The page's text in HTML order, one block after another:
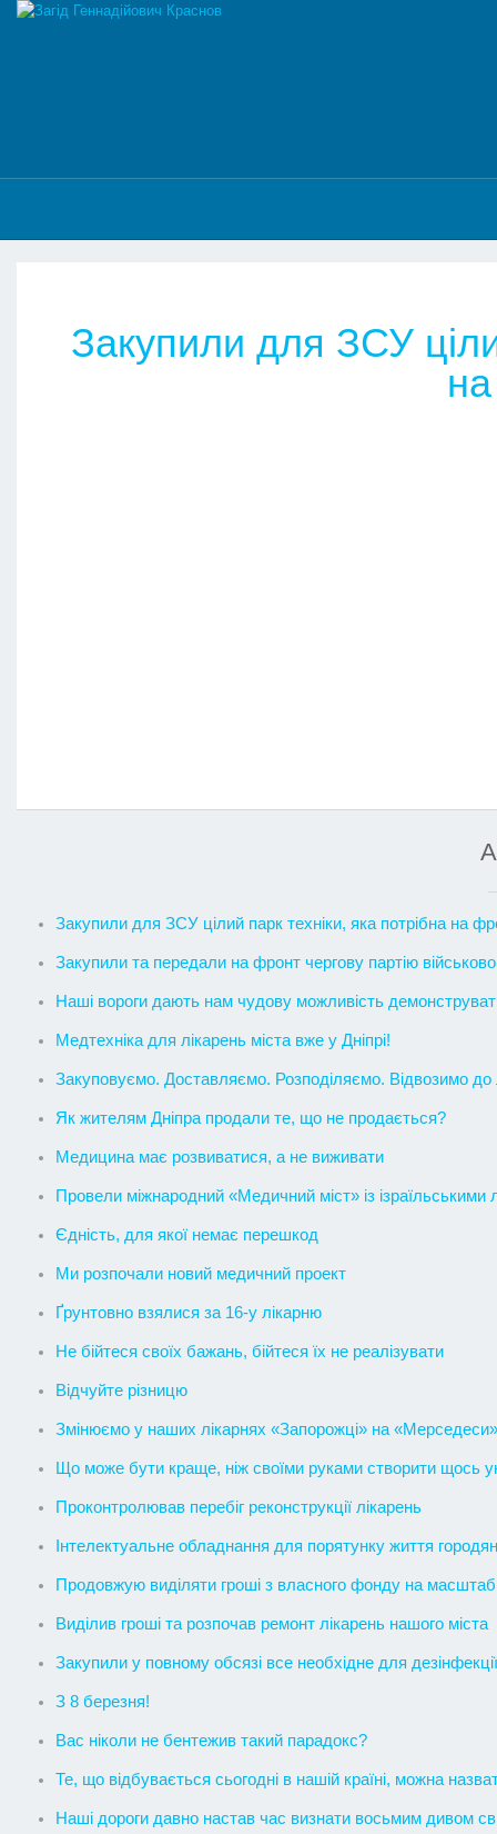
Закупили для ЗСУ
Закупили для ЗСУ цілий парк техніки, яка потрібна на
Закупили та передали на фронт чергову партію
Наші вороги дають нам чудову можливість демонструвати
Медтехніка для лікарень міста вже у Дніпрі!
Закуповуємо. Доставляємо. Розподіляємо. Відвозимо
Як жителям Дніпра продали те, що не продається?
Медицина має розвиватися, а не виживати
Провели міжнародний «Медичний міст» із ізраїльськими
Єдність, для якої немає перешкод
Ми розпочали новий медичний проект
Ґрунтовно взялися за 16-у лікарню
Не бійтеся своїх бажань, бійтеся їх не реалізувати
Відчуйте різницю
Змінюємо у наших лікарнях «Запорожці» на «Мерседеси»
Що може бути краще, ніж своїми руками створити щось
Проконтролював перебіг реконструкції лікарень
Інтелектуальне обладнання для порятунку життя
Продовжую виділяти гроші з власного фонду на
Виділив гроші та розпочав ремонт лікарень нашого міста
Закупили у повному обсязі все необхідне для дезінфекції
З 8 березня!
Вас ніколи не бентежив такий парадокс?
Те, що відбувається сьогодні в нашій країні, можна
Наші дороги давно настав час визнати восьмим дивом